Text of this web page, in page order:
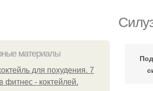
материалы
для похудения. 7
фитнес - коктейлей.